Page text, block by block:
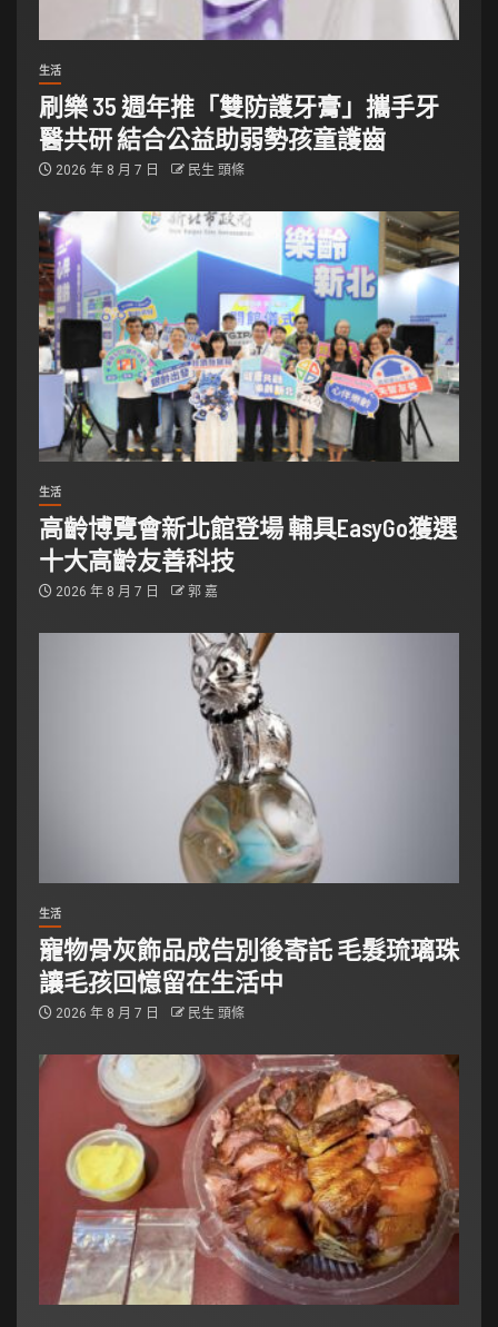
生活
刷樂 35 週年推「雙防護牙膏」攜手牙
醫共研 結合公益助弱勢孩童護齒
2026 年 8 月 7 日 民生 頭條
生活
高齡博覽會新北館登場 輔具EasyGo獲選
十大高齡友善科技
2026 年 8 月 7 日 郭 嘉
生活
寵物骨灰飾品成告別後寄託 毛髮琉璃珠
讓毛孩回憶留在生活中
2026 年 8 月 7 日 民生 頭條